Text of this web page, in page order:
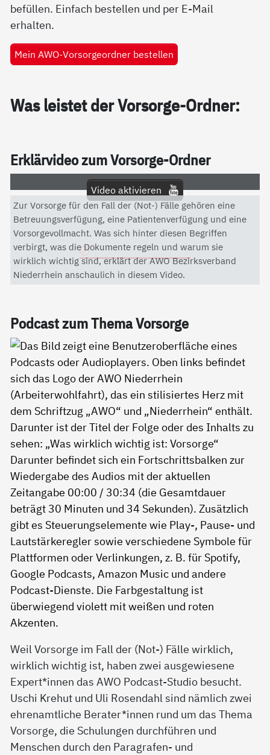
befüllen. Einfach bestellen und per E-Mail
erhalten.
Mein AWO-Vorsorgeordner bestellen
Was leis­tet der Vor­sor­ge-Ord­ner:
Er­klär­vi­deo zum Vor­sor­ge-Ord­ner
Video aktivieren
Mit dem Aktivieren des Videos akzeptieren Sie die
Datenschutzerklärung von YouTube.
Datenschutzerklärung
Zur Vorsorge für den Fall der (Not-) Fälle gehören eine
Betreuungsverfügung, eine Patientenverfügung und eine
Vorsorgevollmacht. Was sich hinter diesen Begriffen
verbirgt, was die Dokumente regeln und warum sie
wirklich wichtig sind, erklärt der AWO Bezirksverband
Niederrhein anschaulich in diesem Video.
Pod­cast zum The­ma Vor­sor­ge
Weil Vorsorge im Fall der (Not-) Fälle wirklich,
wirklich wichtig ist, haben zwei ausgewiesene
Expert*innen das AWO Podcast-Studio besucht.
Uschi Krehut und Uli Rosendahl sind nämlich zwei
ehrenamtliche Berater*innen rund um das Thema
Vorsorge, die Schulungen durchführen und
Menschen durch den Paragrafen- und